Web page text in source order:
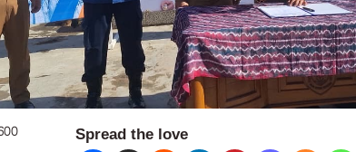
Spread the love